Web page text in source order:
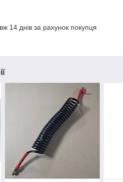
14 днів за рахунок покупця